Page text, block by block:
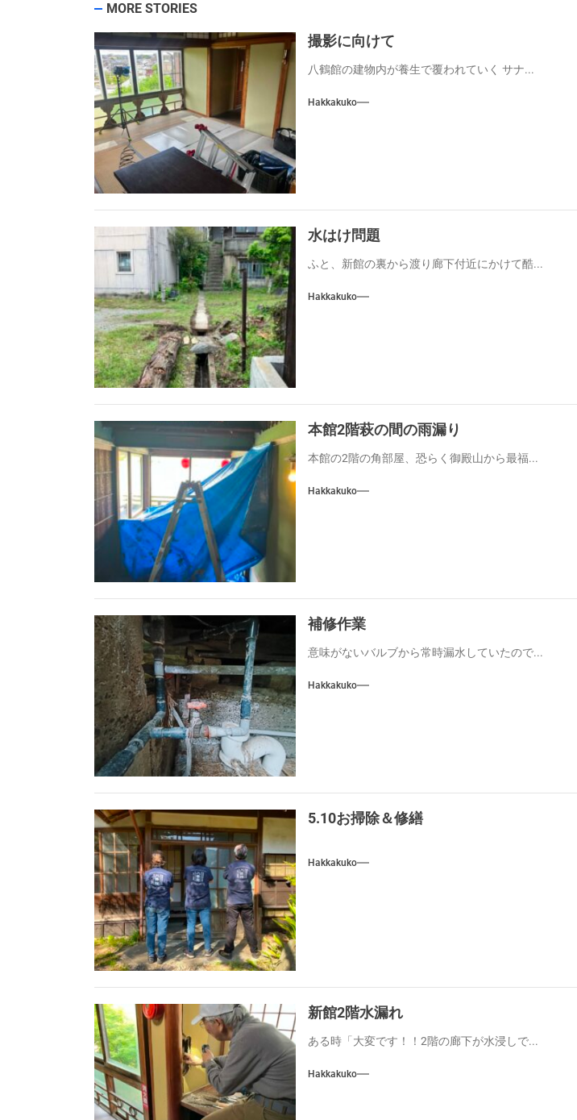
MORE STORIES
撮影に向けて
八鶴館の建物内が養生で覆われていく サナ...
Hakkakuko
水はけ問題
ふと、新館の裏から渡り廊下付近にかけて酷...
Hakkakuko
本館2階萩の間の雨漏り
本館の2階の角部屋、恐らく御殿山から最福...
Hakkakuko
補修作業
意味がないバルブから常時漏水していたので...
Hakkakuko
5.10お掃除＆修繕
Hakkakuko
新館2階水漏れ
ある時「大変です！！2階の廊下が水浸しで...
Hakkakuko